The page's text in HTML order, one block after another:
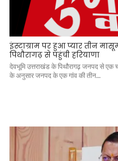
इंस्टाग्राम पर हुआ प्यार तीन
पिथौरागढ़ से पहुंची हरियाणा
देवभूमि उत्तराखंड के पिथौरागढ़ जनपद से एक
के अनुसार जनपद के एक गांव की तीन...